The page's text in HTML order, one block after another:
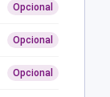
Opcional
Opcional
Opcional